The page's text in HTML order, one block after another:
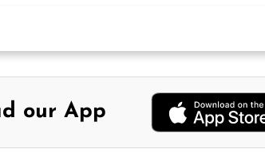
our App